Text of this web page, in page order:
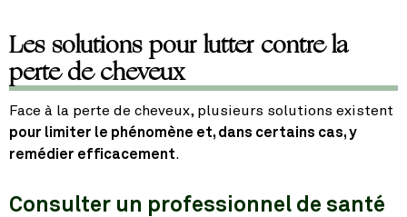
Les solutions pour lutter contre la
perte de cheveux
Face à la perte de cheveux, plusieurs solutions existent
pour limiter le phénomène et, dans certains cas, y
remédier efficacement.
Consulter un professionnel de santé